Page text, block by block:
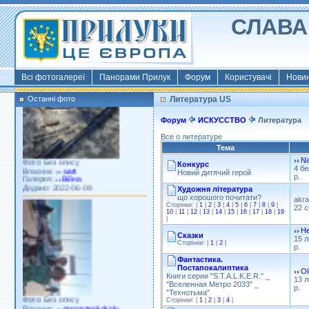
СЛАВА
Всі фотогалереї Панорами Прилук Форум Користувачі
Останні фото
Фото: Київ 2022
Власник:
morsresistis
Галерея:
Templates
Додано: 2022-11-13
Фото: Без опису
Власник:
watt
Галерея:
Війна
Додано: 2022-06-09
Фото: Без опису
Власник:
porosytenkokoly
Литература US
Форум ИСКУССТВО
Литература
Все о литературе
Тема
Конкурс
Новий дитячий герой
4
р.
Художня література
що хорошого почитати?
Сторінки: | 1 2 3 4 5 6 7 8 9
10
11 12 13 14 15 16 17 18
19
22
Сказки
Сторінки: | 1 2
15
р.
Фантастика.
Постапокалиптика
Книги серии "S.T.A.L.K.E.R." _
"Вселенная Метро 2033" _
"Технотьма"
Сторінки: | 1 2 3 4
13
р.